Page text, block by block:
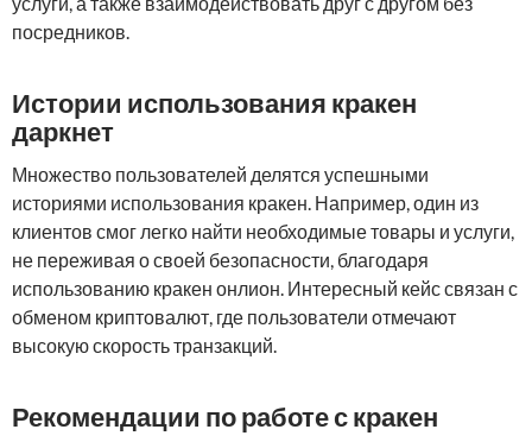
посредников.
Истории использования кракен
даркнет
Множество пользователей делятся успешными
историями использования кракен. Например, один из
клиентов смог легко найти необходимые товары и услуги,
не переживая о своей безопасности, благодаря
использованию кракен онлион. Интересный кейс связан с
обменом криптовалют, где пользователи отмечают
высокую скорость транзакций.
Рекомендации по работе с кракен